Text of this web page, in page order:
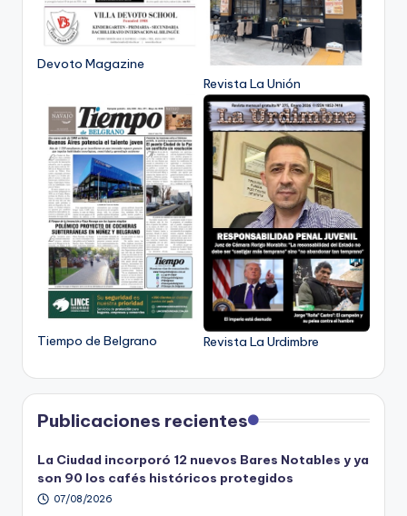
Devoto Magazine
Revista La Unión
Tiempo de Belgrano Revista La Urdimbre
Publicaciones recientes
La Ciudad incorporó 12 nuevos Bares Notables y ya
son 90 los cafés históricos protegidos
07/08/2026